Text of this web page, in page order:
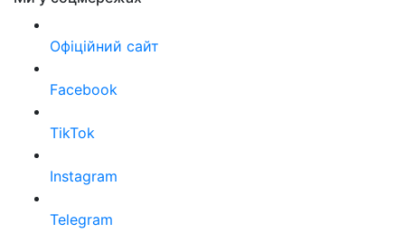
Офіційний сайт
Facebook
TikTok
Instagram
Telegram